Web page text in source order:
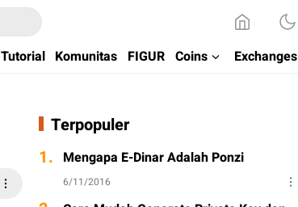
Tutorial Komunitas FIGUR Coins Exchanges
Terpopuler
1. Mengapa E-Dinar Adalah Ponzi
6/11/2016